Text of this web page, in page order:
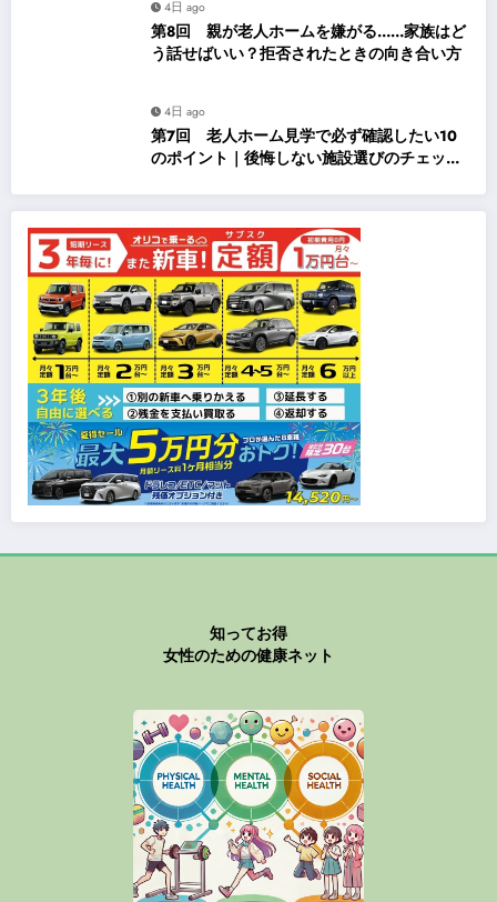
4日 ago
第8回 親が老人ホームを嫌がる……家族はど
う話せばいい？拒否されたときの向き合い方
4日 ago
第7回 老人ホーム見学で必ず確認したい10
のポイント｜後悔しない施設選びのチェック
知ってお得
女性のための健康ネット